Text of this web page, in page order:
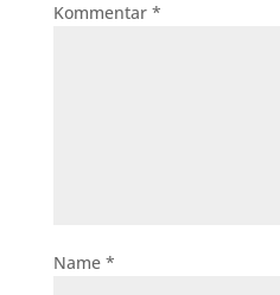
Kommentar *
Name *